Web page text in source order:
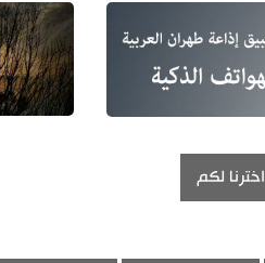
اخترنا لكم